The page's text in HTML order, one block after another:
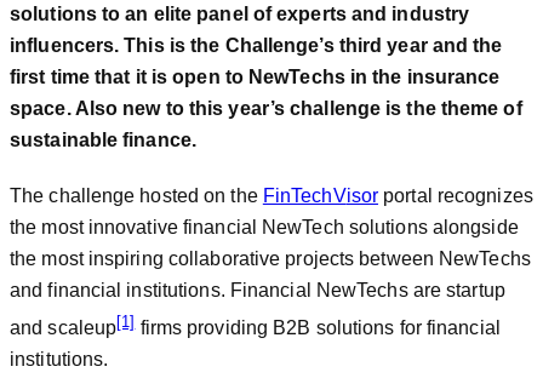
solutions to an elite panel of experts and industry
influencers. This is the Challenge’s third year and the
first time that it is open to NewTechs in the insurance
space. Also new to this year’s challenge is the theme of
sustainable finance.
The challenge hosted on the FinTechVisor portal recognizes
the most innovative financial NewTech solutions alongside
the most inspiring collaborative projects between NewTechs
and financial institutions. Financial NewTechs are startup
and scaleup[1]firms providing B2B solutions for financial
institutions.